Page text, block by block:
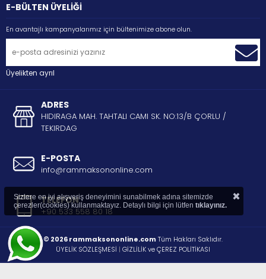
E-BÜLTEN ÜYELİĞİ
En avantajlı kampanyalarımız için bültenimize abone olun.
Üyelikten ayrıl
ADRES
HIDIRAGA MAH. TAHTALI CAMI SK. NO:13/B ÇORLU /
TEKIRDAG
E-POSTA
info@rammaksononline.com
TELEFON
+90 533 558 80 18
© 2026 rammaksononline.com Tüm Hakları Saklıdır.
ÜYELİK SÖZLEŞMESİ | GİZLİLİK ve ÇEREZ POLİTİKASI
Sizlere en iyi alışveriş deneyimini sunabilmek adına sitemizde
çerezler(cookies) kullanmaktayız. Detaylı bilgi için lütfen tıklayınız. ×